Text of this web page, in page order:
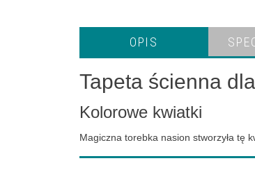
OPIS
Tapeta ścienna
Kolorowe kwiatki
Magiczna torebka nasion stworzyła tę